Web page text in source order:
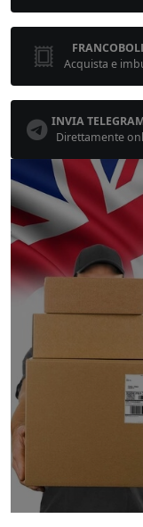
Acquista e
INVIA
Direttamente